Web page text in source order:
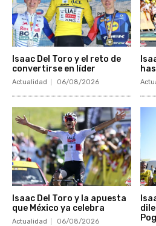
Isaac Del Toro y el reto de
convertirse en líder
Actualidad 06/08/2026
Isaac Del Toro y la apuesta
que México ya celebra
Actualidad 06/08/2026